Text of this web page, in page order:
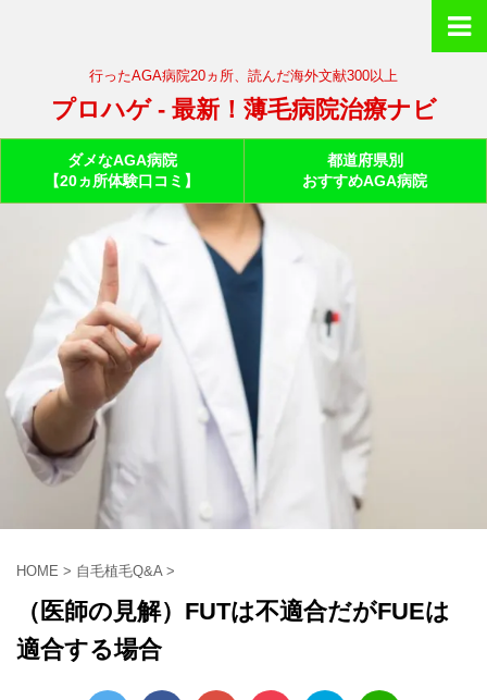
行ったAGA病院20ヵ所、読んだ海外文献300以上
プロハゲ - 最新！薄毛病院治療ナビ
ダメなAGA病院
【20ヵ所体験口コミ】
都道府県別
おすすめAGA病院
HOME > 自毛植毛Q&A >
（医師の見解）FUTは不適合だがFUEは
適合する場合